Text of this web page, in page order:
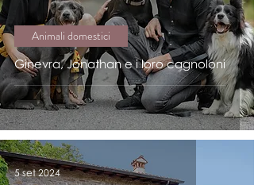
Ginevra, Jonathan e i loro cagnoloni
Animali domestici
5 set 2024